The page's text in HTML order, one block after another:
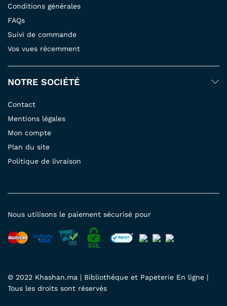
Conditions générales
FAQs
Suivi de commande
Vos vues récemment
NOTRE SOCIÉTÉ
Contact
Mentions légales
Mon compte
Plan du site
Politique de livraison
© 2022 Khashan.ma | Bibliothéque et Papeterie En ligne |
Tous les droits sont réservés
Nous utilisons le paiement sécurisé pour